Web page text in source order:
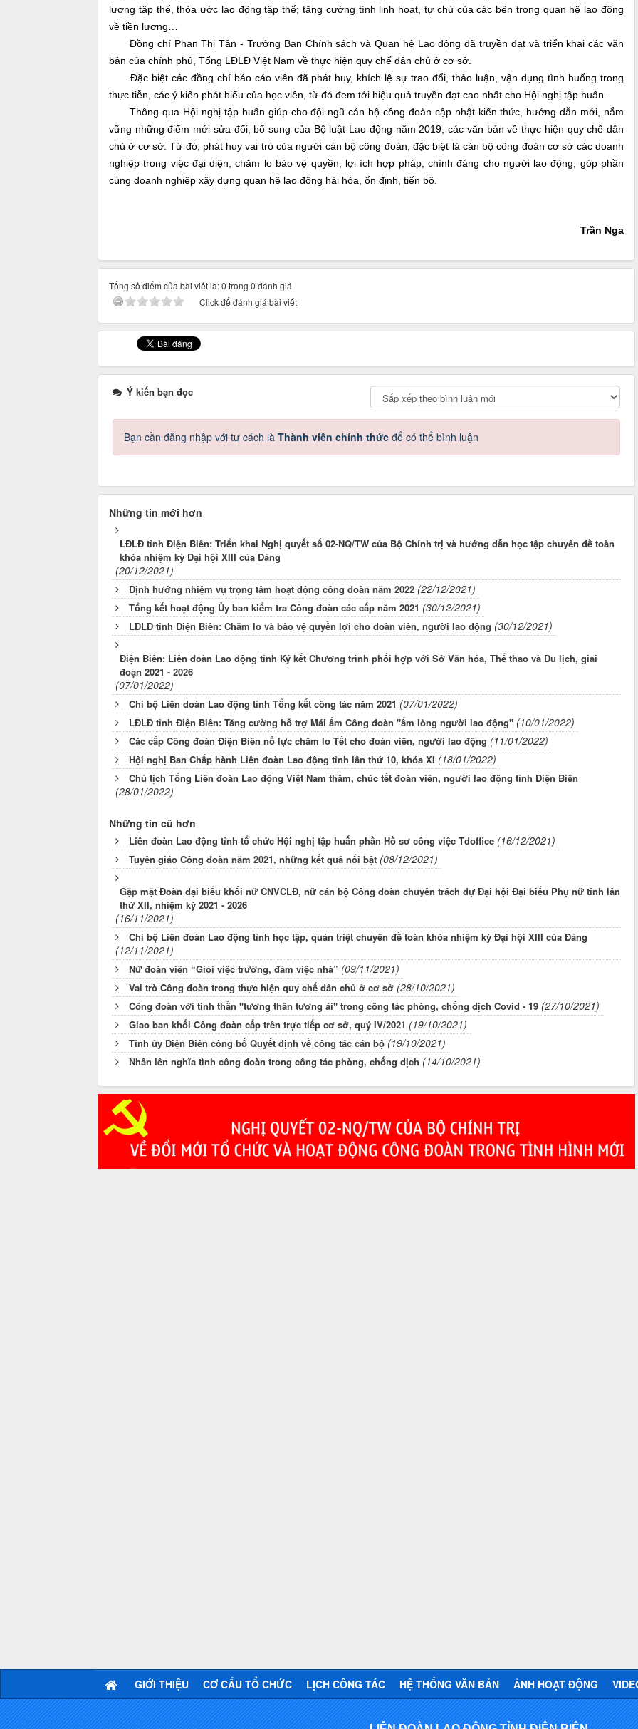
lượng tập thể, thỏa ước lao động tập thể; tăng cường tính linh hoạt, tự chủ của các bên trong quan hệ lao động
về tiền lương…
Đồng chí Phan Thị Tân - Trưởng Ban Chính sách và Quan hệ Lao động đã truyền đạt và triển khaicác văn
bản của chính phủ, Tổng LĐLĐ Việt Nam về thực hiện quy chế dân chủ ở cơ sở.
Đặc biệt các đồng chí báo cáo viên đã phát huy, khích lệ sự trao đổi, thảo luận, vận dụng tình huống trong
thực tiễn, các ý kiến phát biểu của học viên, từ đó đem tới hiệu quả truyền đạt cao nhất cho Hội nghị tập huấn.
Thông qua Hội nghị tập huấn giúp cho đội ngũ cán bộ công đoàn cập nhật kiến thức, hướng dẫn mới, nắm
vững những điểm mới sửa đổi, bổ sung của Bộ luật Lao động năm 2019, các văn bản về thực hiện quy chế dân
chủ ở cơ sở. Từ đó, phát huy vai trò của người cán bộ công đoàn, đặc biệt là cán bộ công đoàn cơ sở các doanh
nghiệp trong việc đại diện, chăm lo bảo vệ quyền, lợi ích hợp pháp, chính đáng cho người lao động, góp phần
cùng doanh nghiệp xây dựng quan hệ lao động hài hòa, ổn định, tiến bộ.
Trần Nga
Tổng số điểm của bài viết là: 0 trong 0 đánh giá
Click để đánh giá bài viết
Ý kiến bạn đọc
Bạn cần đăng nhập với tư cách là Thành viên chính thức để có thể bình luận
Những tin mới hơn
LĐLĐ tỉnh Điện Biên: Triển khai Nghị quyết số 02-NQ/TW của Bộ Chính trị và hướng dẫn học tập chuyên đề toàn
khóa nhiệm kỳ Đại hội XIII của Đảng
(20/12/2021)
Định hướng nhiệm vụ trọng tâm hoạt động công đoàn năm 2022 (22/12/2021)
Tổng kết hoạt động Ủy ban kiểm tra Công đoàn các cấp năm 2021 (30/12/2021)
LĐLĐ tỉnh Điện Biên: Chăm lo và bảo vệ quyền lợi cho đoàn viên, người lao động (30/12/2021)
Điện Biên: Liên đoàn Lao động tỉnh Ký kết Chương trình phối hợp với Sở Văn hóa, Thể thao và Du lịch, giai
đoạn 2021 - 2026
(07/01/2022)
Chi bộ Liên doàn Lao động tỉnh Tổng kết công tác năm 2021 (07/01/2022)
LĐLĐ tỉnh Điện Biên: Tăng cường hỗ trợ Mái ấm Công đoàn "ấm lòng người lao động" (10/01/2022)
Các cấp Công đoàn Điện Biên nỗ lực chăm lo Tết cho đoàn viên, người lao động (11/01/2022)
Hội nghị Ban Chấp hành Liên đoàn Lao động tỉnh lần thứ 10, khóa XI (18/01/2022)
Chủ tịch Tổng Liên đoàn Lao động Việt Nam thăm, chúc tết đoàn viên, người lao động tỉnh Điện Biên
(28/01/2022)
Những tin cũ hơn
Liên đoàn Lao động tỉnh tổ chức Hội nghị tập huấn phần Hồ sơ công việc Tdoffice (16/12/2021)
Tuyên giáo Công đoàn năm 2021, những kết quả nổi bật (08/12/2021)
Gặp mặt Đoàn đại biểu khối nữ CNVCLĐ, nữ cán bộ Công đoàn chuyên trách dự Đại hội Đại biểu Phụ nữ tỉnh lần
thứ XII, nhiệm kỳ 2021 - 2026
(16/11/2021)
Chi bộ Liên đoàn Lao động tỉnh học tập, quán triệt chuyên đề toàn khóa nhiệm kỳ Đại hội XIII của Đảng
(12/11/2021)
Nữ đoàn viên “Giỏi việc trường, đảm việc nhà” (09/11/2021)
Vai trò Công đoàn trong thực hiện quy chế dân chủ ở cơ sở (28/10/2021)
Công đoàn với tinh thần "tương thân tương ái" trong công tác phòng, chống dịch Covid - 19 (27/10/2021)
Giao ban khối Công đoàn cấp trên trực tiếp cơ sở, quý IV/2021 (19/10/2021)
Tỉnh ủy Điện Biên công bố Quyết định về công tác cán bộ (19/10/2021)
Nhân lên nghĩa tình công đoàn trong công tác phòng, chống dịch (14/10/2021)
GIỚI THIỆU CƠ CẤU TỔ CHỨC LỊCH CÔNG TÁC HỆ THỐNG VĂN BẢN ẢNH HOẠT ĐỘNG